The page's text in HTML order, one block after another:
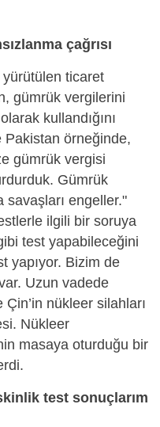
çağrısı
ticaret
gümrük vergilerini
kullandığını
örneğinde,
gümrük vergisi
Gümrük
savaşları engeller."
ilgili bir soruya
test yapabileceğini
yapıyor. Bizim de
Uzun vadede
nükleer silahları
Nükleer
masaya oturduğu bir
test sonuçlarım